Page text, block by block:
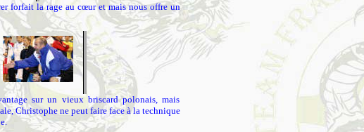
forfait la rage au cœur et mais nous offre un
sur un vieux briscard polonais, mais
Christophe ne peut faire face à la technique